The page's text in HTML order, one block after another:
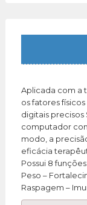
Aplicada com a
os fatores
digitais precisos
computador
modo, a
eficácia
Possui 8
Peso –
Raspagem –